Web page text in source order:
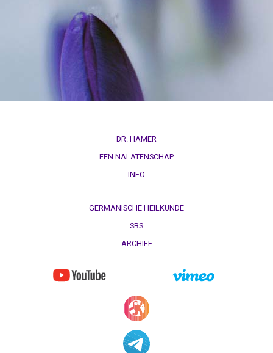
DR. HAMER
EEN NALATENSCHAP
INFO
GERMANISCHE HEILKUNDE
SBS
ARCHIEF